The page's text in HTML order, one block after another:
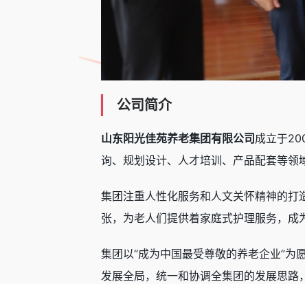
公司简介
山东阳光佳苑养老集团有限公司 成立于
询、规划设计、人才培训、产品配套等领
集团注重人性化服务和人文关怀精神的
张，为老人们提供着家庭式护理服务，成
集团以“成为中国最受尊敬的养老企业”为
发展全局，统一和协调全集团的发展思路